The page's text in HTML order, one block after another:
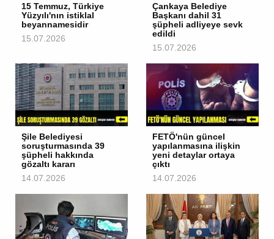
15 Temmuz, Türkiye
Yüzyılı'nın istiklal
beyannamesidir
15.07.2026
Çankaya Belediye
Başkanı dahil 31
şüpheli adliyeye sevk
edildi
15.07.2026
Şile Belediyesi
soruşturmasında 39
şüpheli hakkında
gözaltı kararı
14.07.2026
FETÖ'nün güncel
yapılanmasına ilişkin
yeni detaylar ortaya
çıktı
14.07.2026